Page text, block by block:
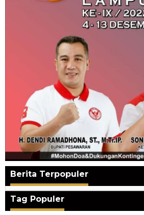
Berita Terpopuler
Tag Populer